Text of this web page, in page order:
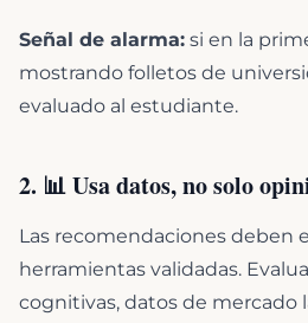
Señal de alarma: si en la
mostrando folletos de
evaluado al estudiante.
2. 📊 Usa datos, no solo
Las recomendaciones deben
herramientas validadas.
cognitivas, datos de mercado